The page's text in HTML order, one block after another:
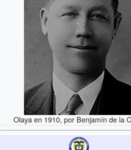
Olaya en 1910, por Benjamín de la